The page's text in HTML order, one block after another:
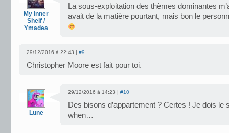
My Inner
Shelf /
Ymadea
La sous-exploitation des thèmes dominantes
avait de la matière pourtant, mais bon le
29/12/2016 à 22:43 | #9
Christopher Moore est fait pour toi.
Lune
29/12/2016 à 14:23 | #10
Des bisons d’appartement ? Certes ! Je dois le
when…